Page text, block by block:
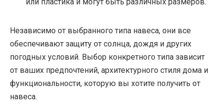
Независимо от выбранного типа навеса, они все
обеспечивают защиту от солнца, дождя и других
погодных условий. Выбор конкретного типа зависит
от ваших предпочтений, архитектурного стиля дома и
функциональности, которую вы хотите получить от
навеса.